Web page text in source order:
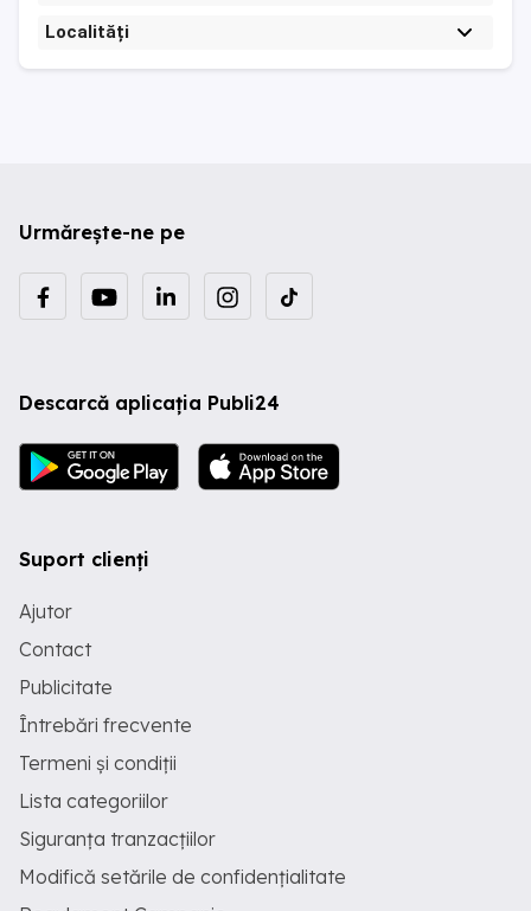
Localități
Urmărește-ne pe
Descarcă aplicația Publi24
Suport clienți
Ajutor
Contact
Publicitate
Întrebări frecvente
Termeni și condiții
Lista categoriilor
Siguranța tranzacțiilor
Modifică setările de confidențialitate